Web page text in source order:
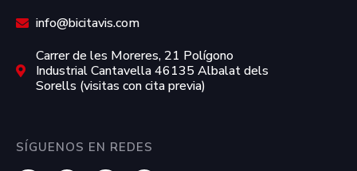
info@bicitavis.com
Carrer de les Moreres, 21 Polígono
Industrial Cantavella 46135 Albalat dels
Sorells (visitas con cita previa)
SÍGUENOS EN REDES